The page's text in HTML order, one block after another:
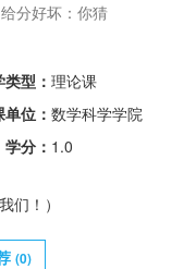
给分好坏：你猜
型： 理论课
位： 数学科学学院
学分： 1.0
们！）
(0)